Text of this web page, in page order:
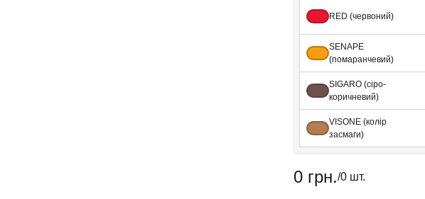
RED (червоний)
SENAPE
(помаранчевий)
SIGARO (сіро-
коричневий)
VISONE (колір
засмаги)
0 грн./0 шт.